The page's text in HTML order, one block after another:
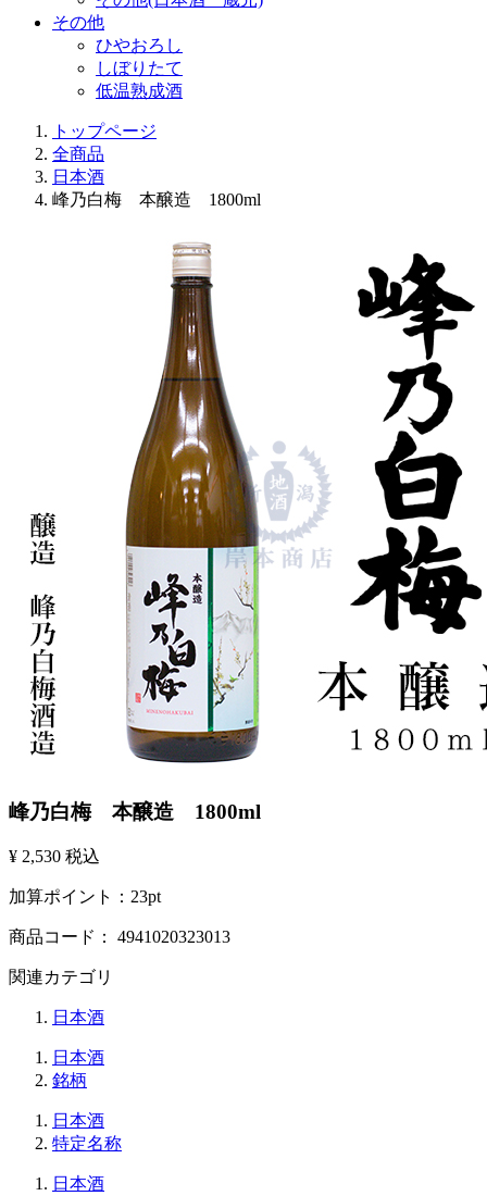
その他
ひやおろし
しぼりたて
低温熟成酒
トップページ
全商品
日本酒
峰乃白梅 本醸造 1800ml
峰乃白梅 本醸造 1800ml
¥ 2,530 税込
加算ポイント： 23pt
商品コード： 4941020323013
関連カテゴリ
日本酒
日本酒
銘柄
日本酒
特定名称
日本酒